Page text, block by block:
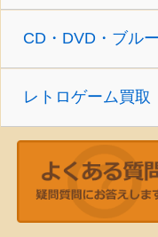
CD・DVD・ブル
レトロゲーム買取